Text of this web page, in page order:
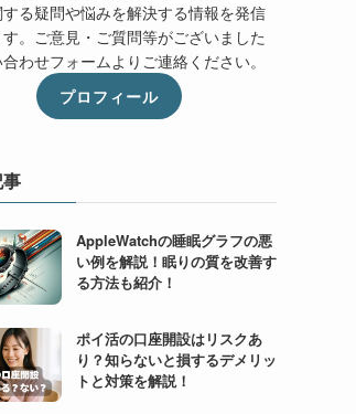
する疑問や悩みを解決する情報を発信
す。ご意見・ご質問等がございました
わせフォームよりご連絡ください。
プロフィール
AppleWatchの睡眠グラフの悪
い例を解説！眠りの質を改善す
る方法も紹介！
ポイ活の口座開設はリスクあ
り？知らないと損するデメリッ
トと対策を解説！